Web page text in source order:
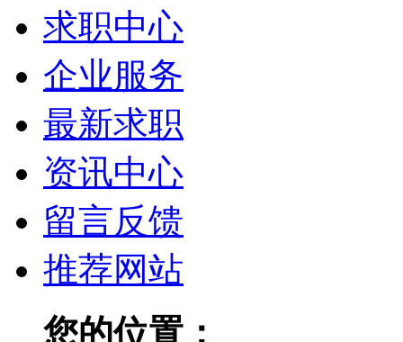
求职中心
企业服务
最新求职
资讯中心
留言反馈
推荐网站
您的位置：